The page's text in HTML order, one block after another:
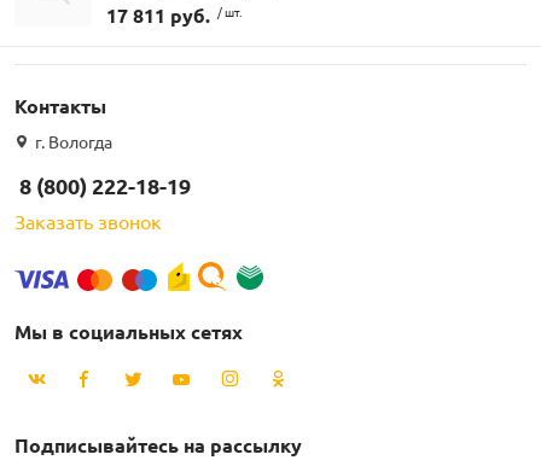
17 811 руб. / шт.
Контакты
г. Вологда
8 (800) 222-18-19
Заказать звонок
Мы в социальных сетях
Подписывайтесь на рассылку